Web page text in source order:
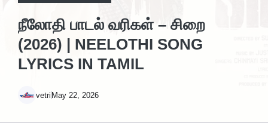
நீலோதி பாடல் வரிகள் – சிறை
(2026) | NEELOTHI SONG
LYRICS IN TAMIL
vetri May 22, 2026